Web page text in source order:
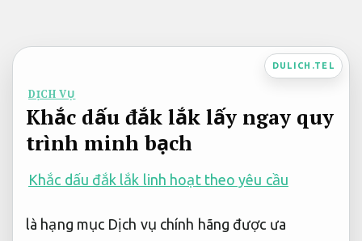
nội
dung
DULICH.TEL
DỊCH VỤ
Khắc dấu đắk lắk lấy ngay quy
trình minh bạch
Khắc dấu đắk lắk linh hoạt theo yêu cầu
là hạng mục Dịch vụ chính hãng được ưa